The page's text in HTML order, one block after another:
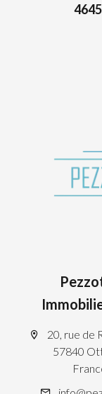
20, rue de
57840